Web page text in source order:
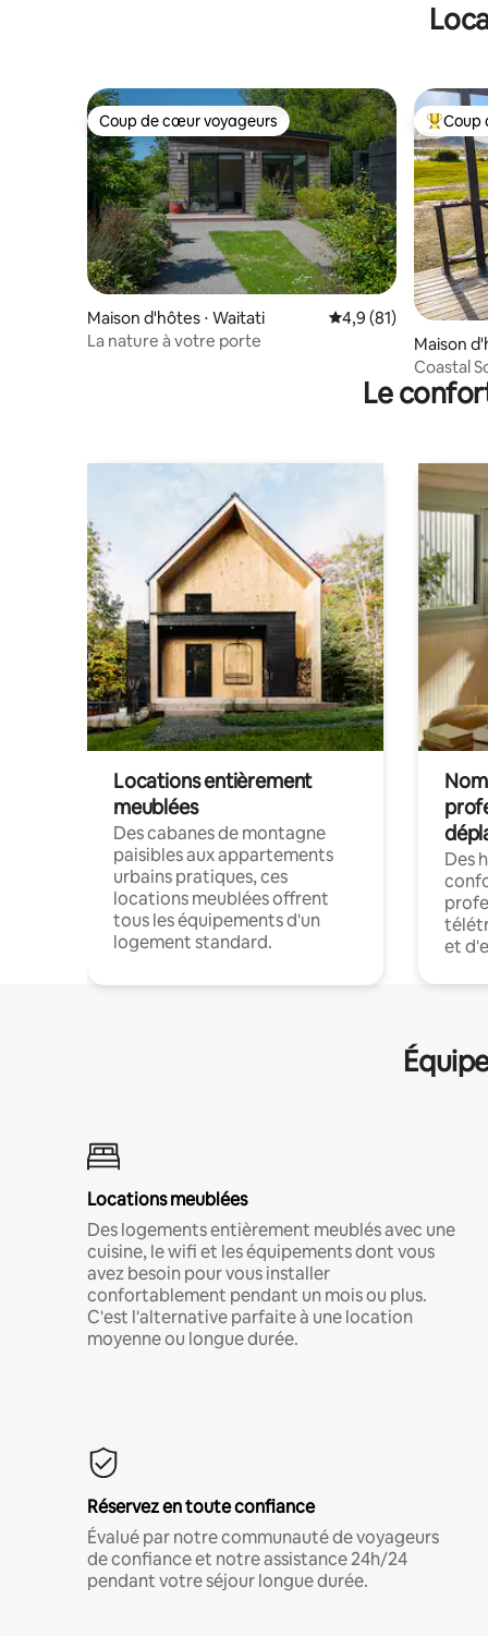
Coup de cœur voyageurs
Coup de cœur voyageurs
Maison d'hôtes ⋅ Waitati Évaluation moyenne
4,9 (81)
La nature à votre porte
Coups
Coup
Maison
Coastal
et vue
Le
Locations entièrement
meublées
Des cabanes de montagne
paisibles aux appartements
urbains pratiques, ces
locations meublées offrent
tous les équipements d'un
logement standard.
Des
et
Locations meublées
Des logements entièrement meublés avec une
cuisine, le wifi et les équipements dont vous
avez besoin pour vous installer
confortablement pendant un mois ou plus.
C'est l'alternative parfaite à une location
moyenne ou longue durée.
Réservez en toute confiance
Évalué par notre communauté de voyageurs
de confiance et notre assistance 24h/24
pendant votre séjour longue durée.